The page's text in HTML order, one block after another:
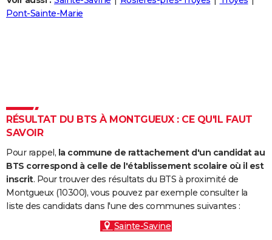
Destinations
City break
Voyage nature
Voyage de noces
Forum
Climat
+
PHOTO
Carte de Noël
Carte Bonne année
Carte Saint-Valentin
Carte Pâques
Carte d'anniversaire
DICTIONNAIRE
Dictionnaire
Biographies
Citations
Expressions
Proverbes
PROGRAMME TV
COPAINS D'AVANT
S'inscrire
Se connecter
Lycées
Collèges
Primaires
Universités
Entreprises
Service militaire
Avis de recherche
AVIS DE DÉCÈS
FORUM
Pont-Sainte-Marie
RÉSULTAT DU BTS À MONTGUEUX : CE QU'IL FAUT
SAVOIR
Pour rappel, la commune de rattachement d'un candidat au
BTS correspond à celle de l'établissement scolaire où il est
inscrit. Pour trouver des résultats du BTS à proximité de
Montgueux (10300), vous pouvez par exemple consulter la
liste des candidats dans l'une des communes suivantes :
Sainte-Savine